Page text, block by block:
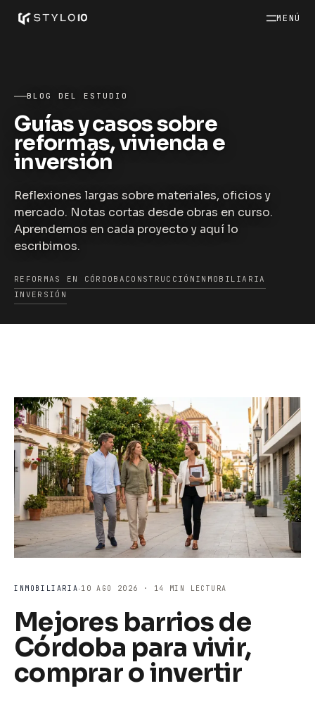
MENÚ
BLOG DEL ESTUDIO
Guías y casos sobre
reformas, vivienda e
inversión
Reflexiones largas sobre materiales, oficios y
mercado. Notas cortas desde obras en curso.
Aprendemos en cada proyecto y aquí lo
escribimos.
REFORMAS EN CÓRDOBA CONSTRUCCIÓN INMOBILIARIA
INVERSIÓN
INMOBILIARIA·10 AGO 2026 · 14 MIN LECTURA
Mejores barrios de
Córdoba para vivir,
comprar o invertir